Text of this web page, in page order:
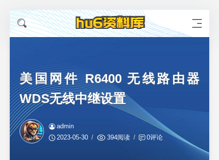
美国网件 R6400 无线路由器
WDS无线中继设置
admin
2023-05-30
394阅读 0评论